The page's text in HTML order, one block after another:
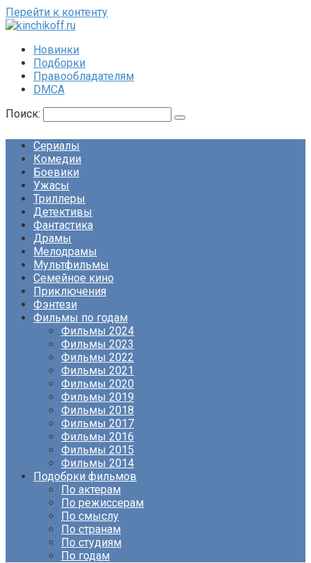
Перейти к контенту
Новинки
Подборки
Правообладателям
DMCA
Поиск:
Сериалы
Комедии
Боевики
Ужасы
Триллеры
Детективы
Фантастика
Драмы
Мелодрамы
Мультфильмы
Семейное кино
Приключения
Фэнтези
Фильмы по годам
Фильмы 2024
Фильмы 2023
Фильмы 2022
Фильмы 2021
Фильмы 2020
Фильмы 2019
Фильмы 2018
Фильмы 2017
Фильмы 2016
Фильмы 2015
Фильмы 2014
Подобрки фильмов
По актерам
По режиссерам
По смыслу
По странам
По студиям
По годам